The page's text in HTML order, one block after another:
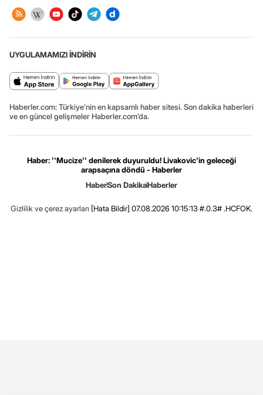
UYGULAMAMIZI İNDİRİN
Haberler.com: Türkiye’nin en kapsamlı haber sitesi. Son dakika haberleri
ve en güncel gelişmeler Haberler.com’da.
Haber: ''Mucize'' denilerek duyuruldu! Livakovic'in geleceği
arapsaçına döndü - Haberler
HaberSon DakikaHaberler
Gizlilik ve çerez ayarları [Hata Bildir] 07.08.2026 10:15:13 #.0.3# .HCFOK.